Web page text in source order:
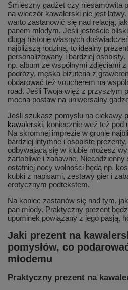
Śmieszny gadżet czy niesamowita
na wieczór kawalerski nie jest
warto zastanowić się nad relacją,
panem młodym. Jeśli jesteście
długą historię własnych
najbliższą rodziną, to idealny
personalizowany i bardziej
np. album ze wspólnymi zdjęciami
podróży, męska biżuteria z
obdarować też voucherem na
road. Jeśli Twoja więź z przyszłym
mocna postaw na uniwersalny
Jeśli szukasz pomysłu na ciekawy
kawalerski, koniecznie weź też pod
Na skromnej imprezie w gronie
bardziej intymne i osobiste
odbywającą się w klubie możesz
żartobliwe i zabawne.
ostatniej nocy wolności będą np.
kubki z napisami, zestawy gier i
erotycznym podtekstem.
Na koniec zastanów się nad tym,
pan młody. Praktyczny prezent
upominek powiązany z jego pasją,
Jaki prezent na
pomysłów, co
młodemu
Praktyczny prezent na